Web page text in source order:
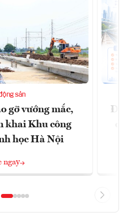
sản
gỡ vướng mắc,
khai Khu công
học Hà Nội
ngay